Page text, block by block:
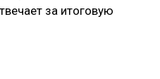
за итоговую